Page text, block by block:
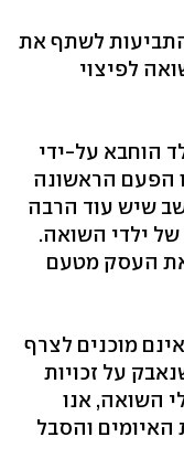
התביעות לשתף את
לפיצוי
הוחבא על-ידי
הפעם הראשונה
שיש עוד הרבה
של ילדי השואה.
את העסק מטעם
מוכנים לצרף
על זכויות
השואה, אנו
והסבל